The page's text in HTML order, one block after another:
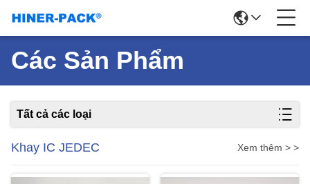
Các Sản Phẩm
Tất cả các loại
Khay IC JEDEC Xem thêm > >